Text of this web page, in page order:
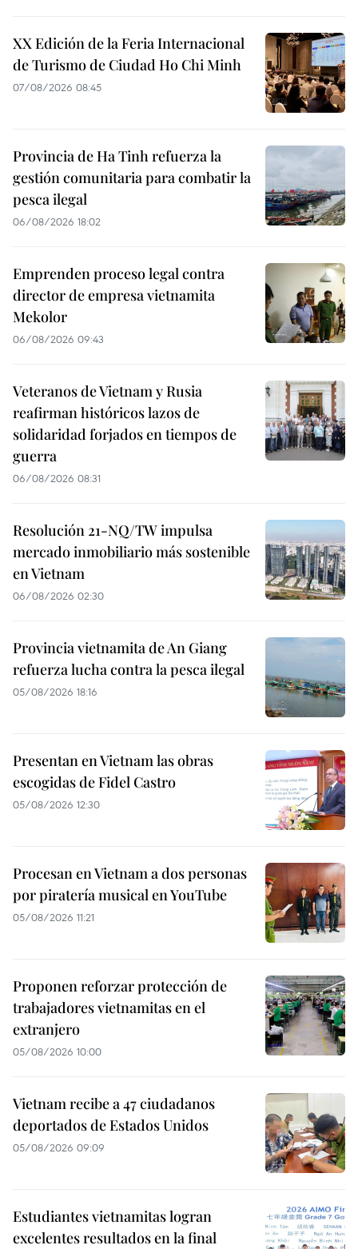
XX Edición de la Feria Internacional
de Turismo de Ciudad Ho Chi Minh
07/08/2026 08:45
Provincia de Ha Tinh refuerza la
gestión comunitaria para combatir la
pesca ilegal
06/08/2026 18:02
Emprenden proceso legal contra
director de empresa vietnamita
Mekolor
06/08/2026 09:43
Veteranos de Vietnam y Rusia
reafirman históricos lazos de
solidaridad forjados en tiempos de
guerra
06/08/2026 08:31
Resolución 21-NQ/TW impulsa
mercado inmobiliario más sostenible
en Vietnam
06/08/2026 02:30
Provincia vietnamita de An Giang
refuerza lucha contra la pesca ilegal
05/08/2026 18:16
Presentan en Vietnam las obras
escogidas de Fidel Castro
05/08/2026 12:30
Procesan en Vietnam a dos personas
por piratería musical en YouTube
05/08/2026 11:21
Proponen reforzar protección de
trabajadores vietnamitas en el
extranjero
05/08/2026 10:00
Vietnam recibe a 47 ciudadanos
deportados de Estados Unidos
05/08/2026 09:09
Estudiantes vietnamitas logran
excelentes resultados en la final